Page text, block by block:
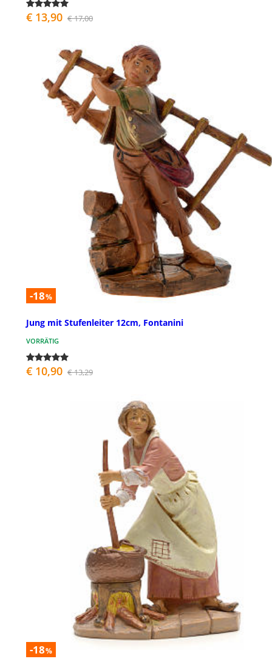
€ 13,90 € 17,00
-18%
Jung mit Stufenleiter 12cm, Fontanini
VORRÄTIG
€ 10,90 € 13,29
-18%